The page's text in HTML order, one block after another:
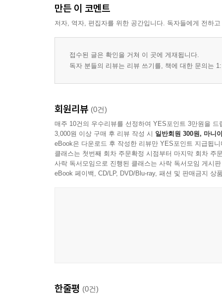
만든 이 코멘트
저자, 역자, 편집자를 위한 공간입니다. 독자들에게 전하
접수된 글은 확인을 거쳐 이 곳에 게재됩니다.
독자 분들의 리뷰는 리뷰 쓰기를, 책에 대한 문의는
회원리뷰 (0건)
매주 10건의 우수리뷰를 선정하여 YES포인트 3만원을 드
3,000원 이상 구매 후 리뷰 작성 시 일반회원 300원, 마니
eBook은 다운로드 후 작성한 리뷰만 YES포인트 지급됩니
클래스는 첫번째 회차 주문확정 시점부터 마지막 회차 주
사락 독서모임으로 진행된 클래스는 사락 독서모임 게시
eBook 페이백, CD/LP, DVD/Blu-ray, 패션 및 판매금지 상
한줄평 (0건)